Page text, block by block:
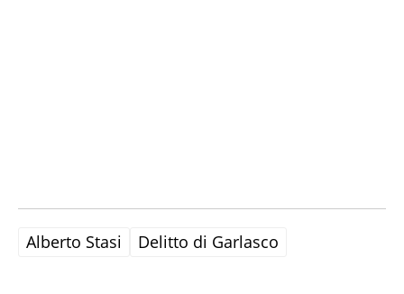
Alberto Stasi Delitto di Garlasco